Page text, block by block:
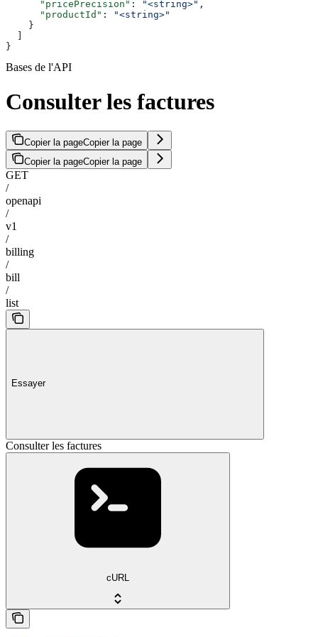
      "pricePrecision"
: "<string>" ,
      "productId"
:
"<string>"
    }
  ]
}
Bases de l'API
Consulter les factures
Copier la pageCopier la page
Copier la pageCopier la page
GET
/
openapi
/
v1
/
billing
/
bill
/
list
Essayer
Consulter les factures
cURL